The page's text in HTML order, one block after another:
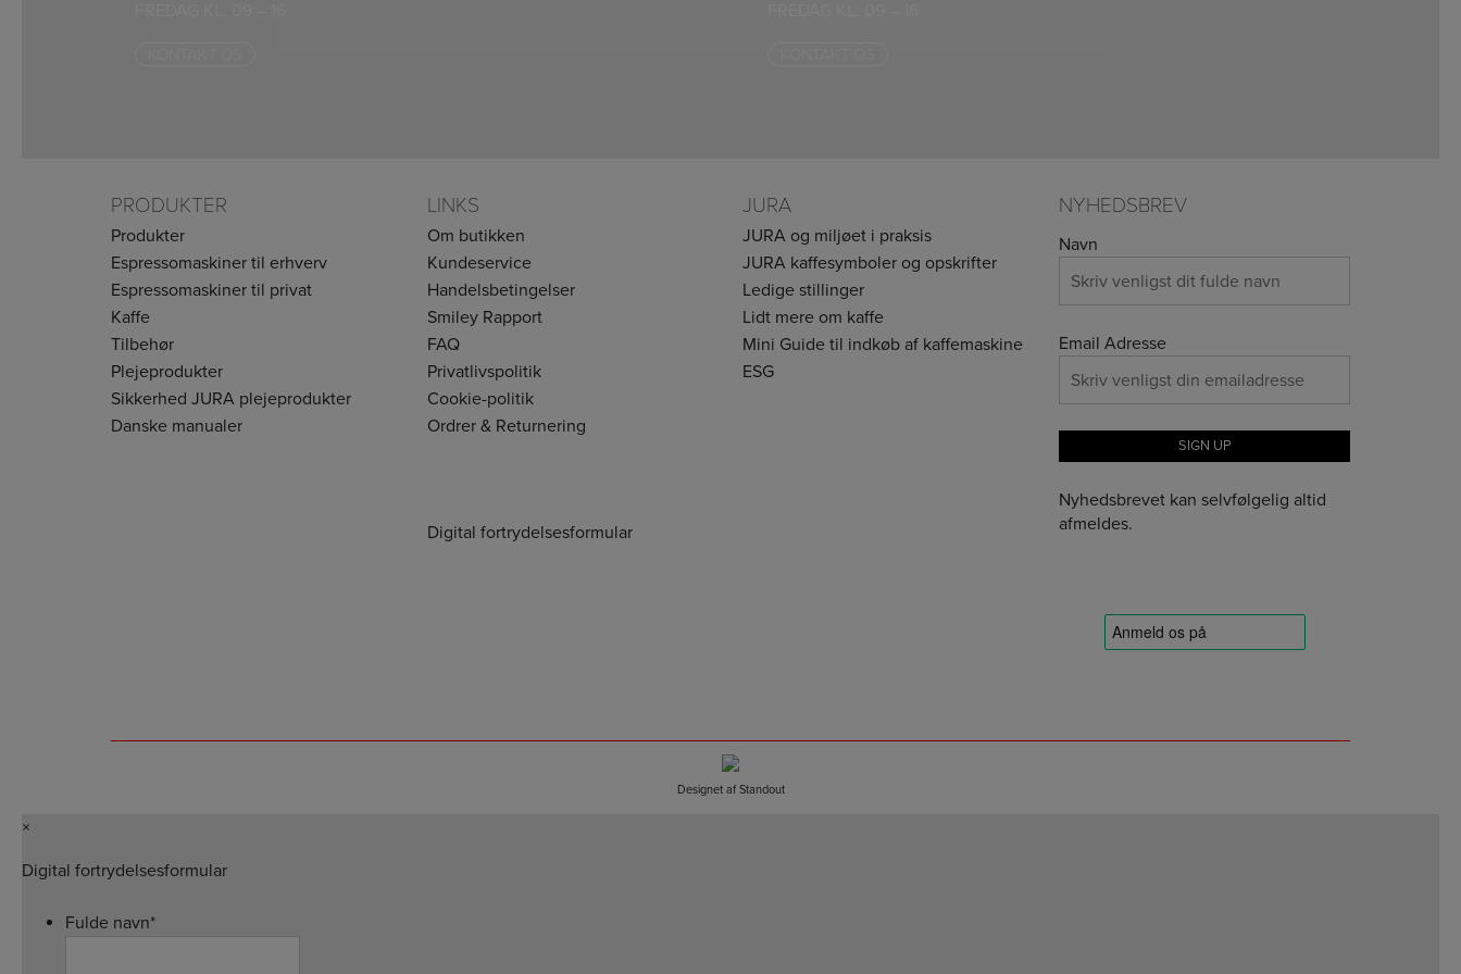
PRODUKTER
Produkter
Espressomaskiner til erhverv
Espressomaskiner til privat
Kaffe
Tilbehør
Plejeprodukter
Sikkerhed JURA plejeprodukter
Danske manualer
LINKS
Om butikken
Kundeservice
Handelsbetingelser
Smiley Rapport
FAQ
Privatlivspolitik
Cookie-politik
Ordrer & Returnering
Digital fortrydelsesformular
JURA
JURA og miljøet i praksis
JURA kaffesymboler og opskrifter
Ledige stillinger
Lidt mere om kaffe
Mini Guide til indkøb af kaffemaskine
ESG
NYHEDSBREV
Navn
Email Adresse
Nyhedsbrevet kan selvfølgelig altid
afmeldes.
Designet af Standout
×
Digital fortrydelsesformular
Fulde navn*